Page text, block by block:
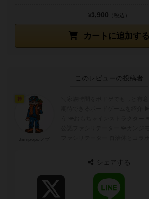
カートに追加する
¥3,900 （税込）
このレビューの投稿者
シェアする